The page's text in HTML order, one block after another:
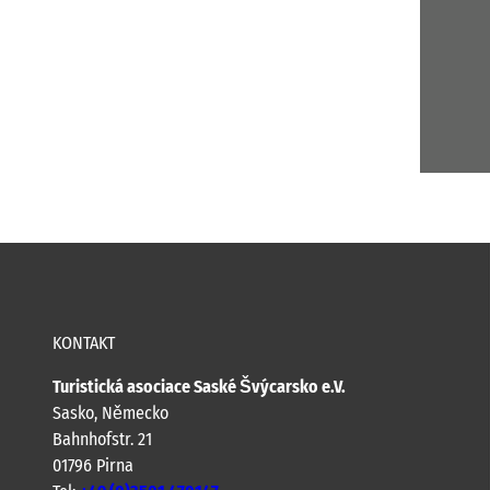
KONTAKT
Turistická asociace Saské Švýcarsko e.V.
Sasko, Německo
Bahnhofstr. 21
01796 Pirna